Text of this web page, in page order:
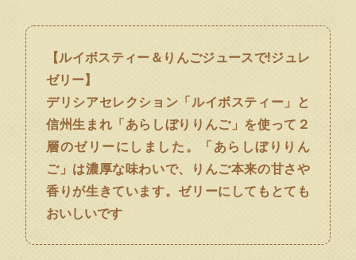
【ルイボスティー＆りんごジュースで!ジュレ
ゼリー】
デリシアセレクション「ルイボスティー」と
信州生まれ「あらしぼりりんご」を使って２
層のゼリーにしました。「あらしぼりりん
ご」は濃厚な味わいで、りんご本来の甘さや
香りが生きています。ゼリーにしてもとても
おいしいです